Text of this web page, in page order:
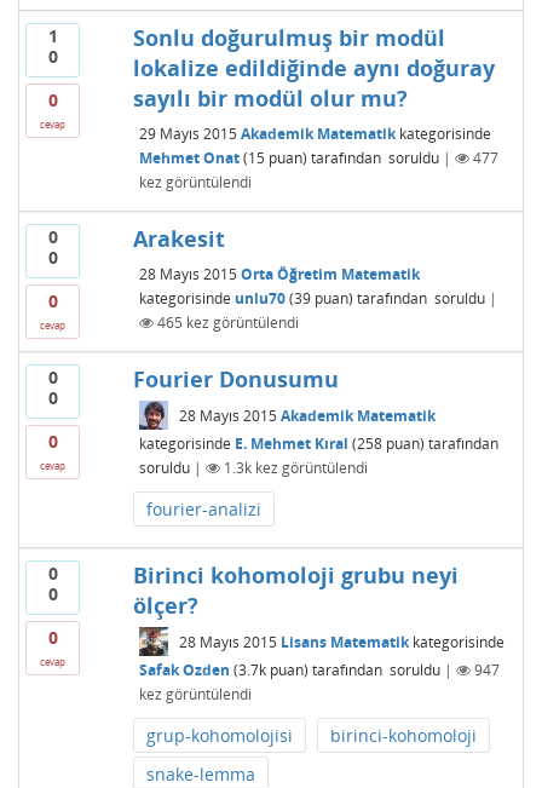
1
0
0
cevap
Sonlu doğurulmuş bir modül
lokalize edildiğinde aynı doğuray
sayılı bir modül olur mu?
29 Mayıs 2015 Akademik Matematikkategorisinde
Mehmet Onat (15 puan) tarafından soruldu |
477
kez görüntülendi
0
0
0
cevap
Arakesit
28 Mayıs 2015 Orta Öğretim Matematik
kategorisinde unlu70 (39puan) tarafından soruldu |
465 kez görüntülendi
0
0
0
cevap
Fourier Donusumu
28 Mayıs 2015 Akademik Matematik
kategorisinde E. Mehmet Kıral (258puan) tarafından
soruldu | 1.3kkez görüntülendi
fourier-analizi
0
0
0
cevap
Birinci kohomoloji grubu neyi
ölçer?
28 Mayıs 2015 Lisans Matematikkategorisinde
Safak Ozden (3.7kpuan) tarafından soruldu |
947
kez görüntülendi
grup-kohomolojisi
birinci-kohomoloji
snake-lemma